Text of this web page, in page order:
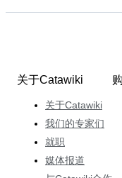
关于Catawiki
关于Catawiki
我们的专家们
就职
媒体报道